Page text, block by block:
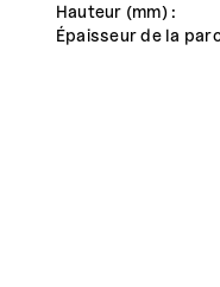
Hauteur (mm) :
Épaisseur de la